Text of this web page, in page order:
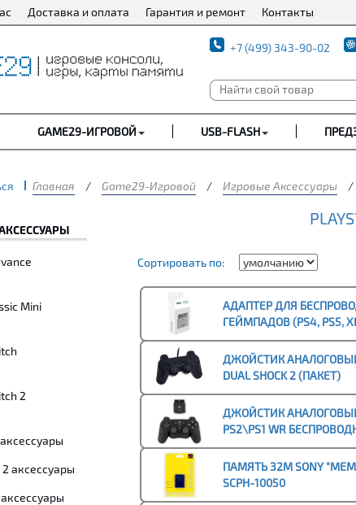
Доставка и оплата Гарантия и ремонт Контакты
+7 (499) 343-90-02
GAME29-ИГРОВОЙ USB-FLASH
Главная / Game29-Игровой / Игровые Аксессуары /
Mini
2
аксессуары
Сортировать по:
АДАПТЕР ДЛЯ
ГЕЙМПАДОВ (PS4, PS5,
SWITCH) 8BITDO ДЛЯ
WINDOWS 10/11
ДЖОЙСТИК АНАЛОГОВЫЙ
DUAL SHOCK 2 (ПАКЕТ)
ДЖОЙСТИК АНАЛОГОВЫЙ
PS2\PS1 WR
ПАМЯТЬ 32M SONY
SCPH-10050